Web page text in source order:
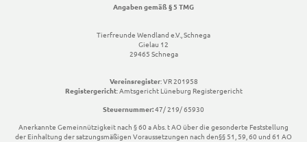
Angaben gemäß § 5 TMG
Tierfreunde Wendland e.V., Schnega
Gielau 12
29465 Schnega
Vereinsregister: VR 201958
Registergericht: Amtsgericht Lüneburg Registergericht
Steuernummer:47/ 219/ 65930
Anerkannte Gemeinnützigkeit nach § 60 a Abs. t AO über die gesonderte Feststellung
der Einhaltung der satzungsmäßigen Voraussetzungen nach den§§ 51, 59, 60 und 61 AO